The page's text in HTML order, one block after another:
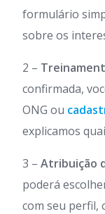
formulário
sobre os
2 –
confirmada,
ONG ou
explicamos
3 – Atribuição
poderá
com seu perfil,